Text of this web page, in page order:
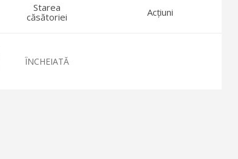
Starea
căsătoriei
Acțiuni
ÎNCHEIATĂ